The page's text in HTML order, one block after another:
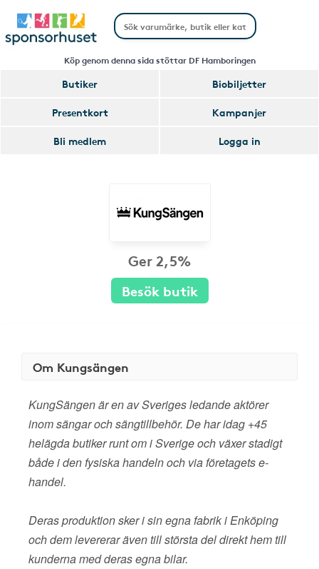
Köp genom denna sida stöttar DF Hamboringen
Butiker
Biobiljetter
Presentkort
Kampanjer
Bli medlem
Logga in
Ger 2,5%
Besök butik
Om Kungsängen
KungSängen är en av Sveriges ledande aktörer
inom sängar och sängtillbehör. De har idag +45
helägda butiker runt om i Sverige och växer stadigt
både i den fysiska handeln och via företagets e-
handel.
Deras produktion sker i sin egna fabrik i Enköping
och dem levererar även till största del direkt hem till
kunderna med deras egna bilar.